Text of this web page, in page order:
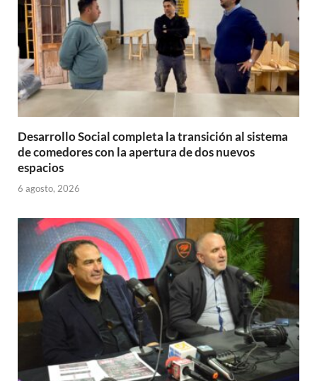
Desarrollo Social completa la transición al sistema
de comedores con la apertura de dos nuevos
espacios
6 agosto, 2026